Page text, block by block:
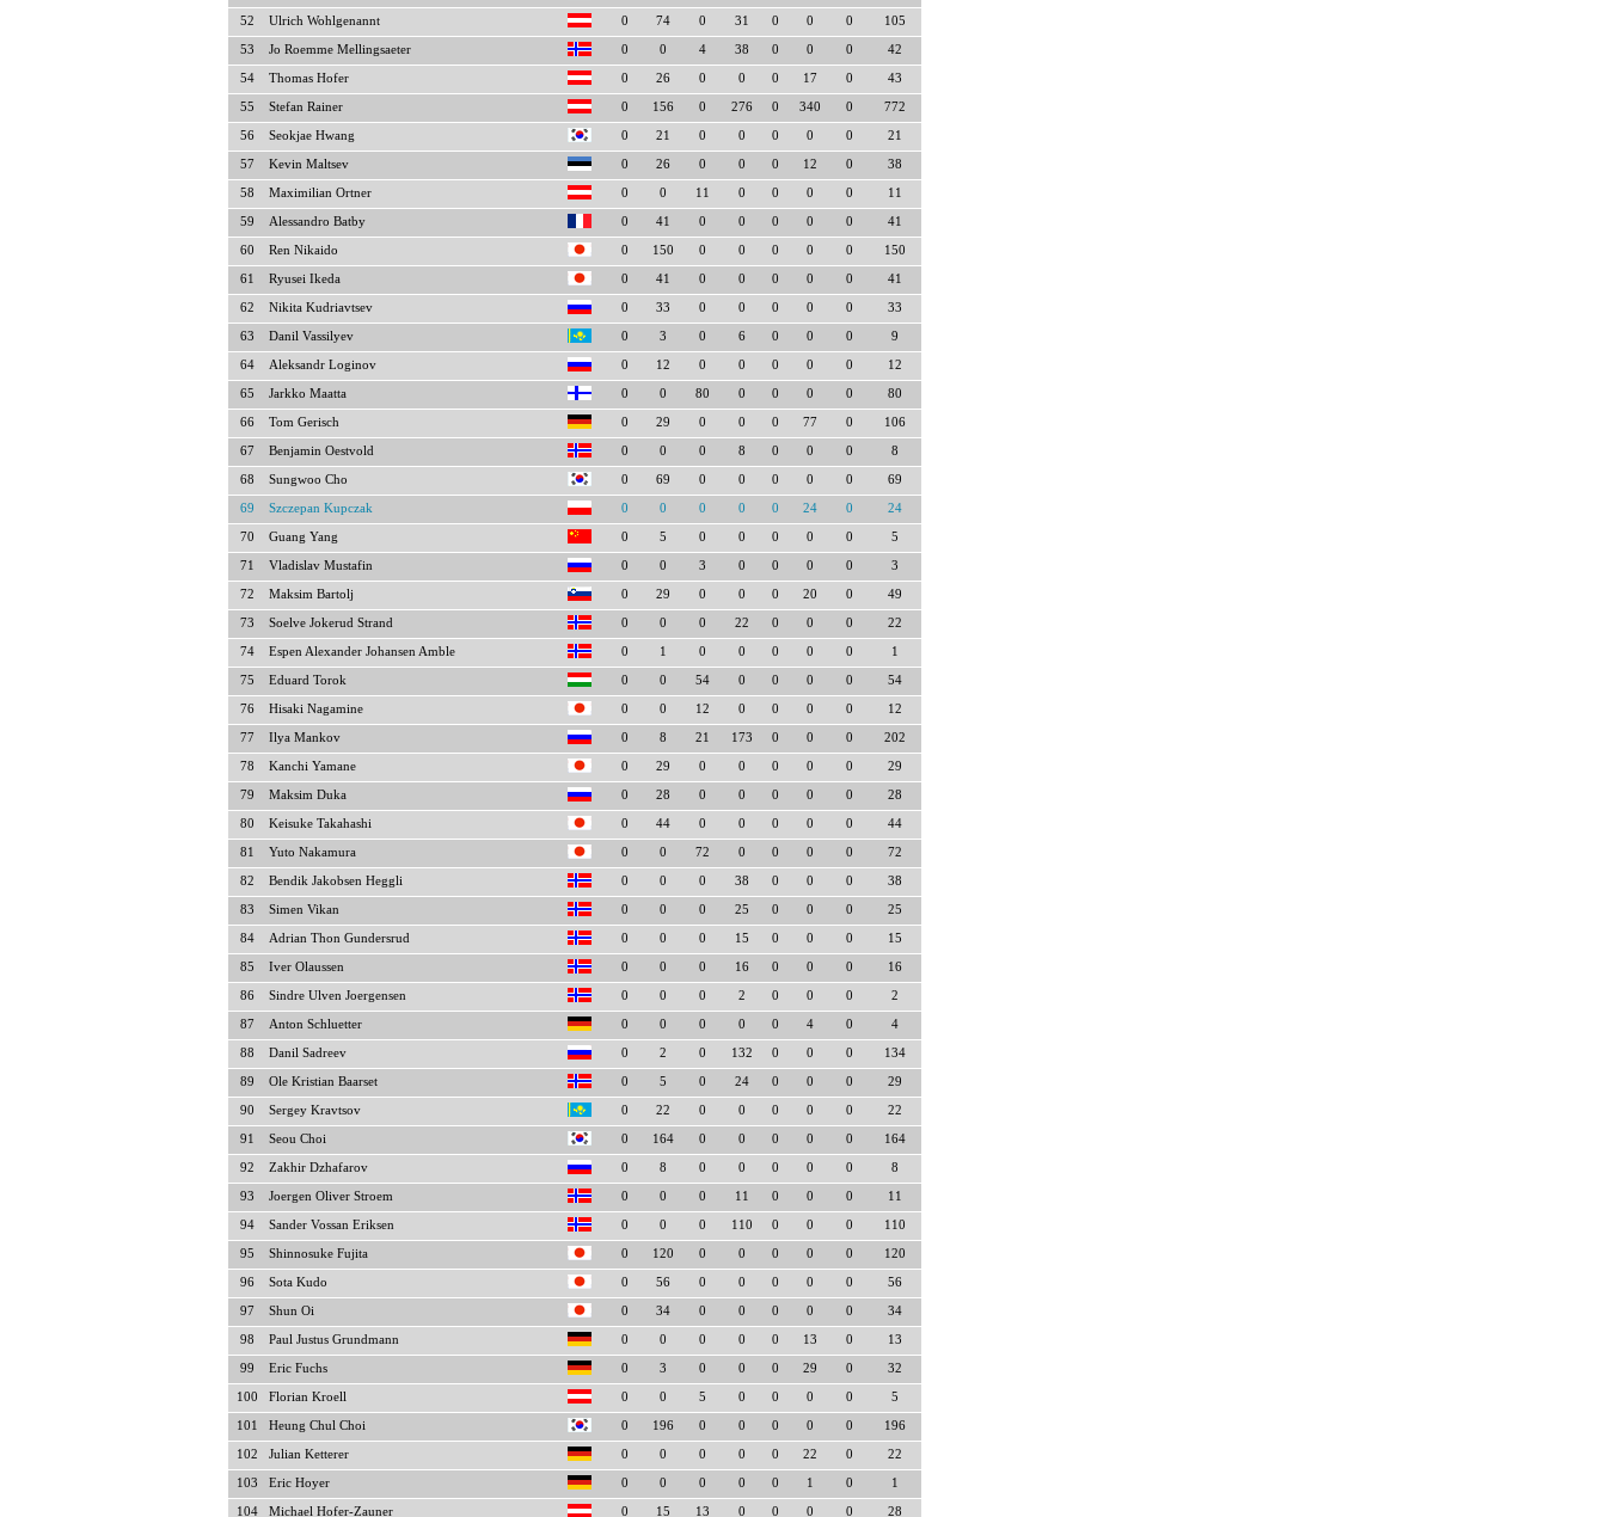
52 Ulrich Wohlgenannt 0 74 0 31 0 0 0 105
53 Jo Roemme Mellingsaeter 0 0 4 38 0 0 0 42
54 Thomas Hofer 0 26 0 0 0 17 0 43
55 Stefan Rainer 0 156 0 276 0 340 0 772
56 Seokjae Hwang 0 21 0 0 0 0 0 21
57 Kevin Maltsev 0 26 0 0 0 12 0 38
58 Maximilian Ortner 0 0 11 0 0 0 0 11
59 Alessandro Batby 0 41 0 0 0 0 0 41
60 Ren Nikaido 0 150 0 0 0 0 0 150
61 Ryusei Ikeda 0 41 0 0 0 0 0 41
62 Nikita Kudriavtsev 0 33 0 0 0 0 0 33
63 Danil Vassilyev 0 3 0 6 0 0 0 9
64 Aleksandr Loginov 0 12 0 0 0 0 0 12
65 Jarkko Maatta 0 0 80 0 0 0 0 80
66 Tom Gerisch 0 29 0 0 0 77 0 106
67 Benjamin Oestvold 0 0 0 8 0 0 0 8
68 Sungwoo Cho 0 69 0 0 0 0 0 69
69 Szczepan Kupczak 0 0 0 0 0 24 0 24
70 Guang Yang 0 5 0 0 0 0 0 5
71 Vladislav Mustafin 0 0 3 0 0 0 0 3
72 Maksim Bartolj 0 29 0 0 0 20 0 49
73 Soelve Jokerud Strand 0 0 0 22 0 0 0 22
74 Espen Alexander Johansen Amble 0 1 0 0 0 0 0 1
75 Eduard Torok 0 0 54 0 0 0 0 54
76 Hisaki Nagamine 0 0 12 0 0 0 0 12
77 Ilya Mankov 0 8 21 173 0 0 0 202
78 Kanchi Yamane 0 29 0 0 0 0 0 29
79 Maksim Duka 0 28 0 0 0 0 0 28
80 Keisuke Takahashi 0 44 0 0 0 0 0 44
81 Yuto Nakamura 0 0 72 0 0 0 0 72
82 Bendik Jakobsen Heggli 0 0 0 38 0 0 0 38
83 Simen Vikan 0 0 0 25 0 0 0 25
84 Adrian Thon Gundersrud 0 0 0 15 0 0 0 15
85 Iver Olaussen 0 0 0 16 0 0 0 16
86 Sindre Ulven Joergensen 0 0 0 2 0 0 0 2
87 Anton Schluetter 0 0 0 0 0 4 0 4
88 Danil Sadreev 0 2 0 132 0 0 0 134
89 Ole Kristian Baarset 0 5 0 24 0 0 0 29
90 Sergey Kravtsov 0 22 0 0 0 0 0 22
91 Seou Choi 0 164 0 0 0 0 0 164
92 Zakhir Dzhafarov 0 8 0 0 0 0 0 8
93 Joergen Oliver Stroem 0 0 0 11 0 0 0 11
94 Sander Vossan Eriksen 0 0 0 110 0 0 0 110
95 Shinnosuke Fujita 0 120 0 0 0 0 0 120
96 Sota Kudo 0 56 0 0 0 0 0 56
97 Shun Oi 0 34 0 0 0 0 0 34
98 Paul Justus Grundmann 0 0 0 0 0 13 0 13
99 Eric Fuchs 0 3 0 0 0 29 0 32
100 Florian Kroell 0 0 5 0 0 0 0 5
101 Heung Chul Choi 0 196 0 0 0 0 0 196
102 Julian Ketterer 0 0 0 0 0 22 0 22
103 Eric Hoyer 0 0 0 0 0 1 0 1
104 Michael Hofer-Zauner 0 15 13 0 0 0 0 28